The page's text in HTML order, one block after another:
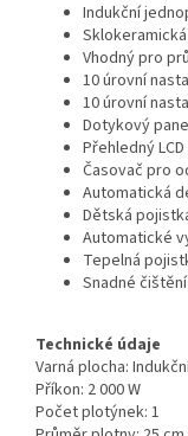
Indukční
Vhodný pro
10 úrovní
10 úrovní
Dotykový
Přehledný
Časovač pro
Automatická
Dětská
Automatické
Tepelná
Snadné
Technické údaje
Varná plocha:
Příkon: 2 000 W
Počet plotýnek: 1